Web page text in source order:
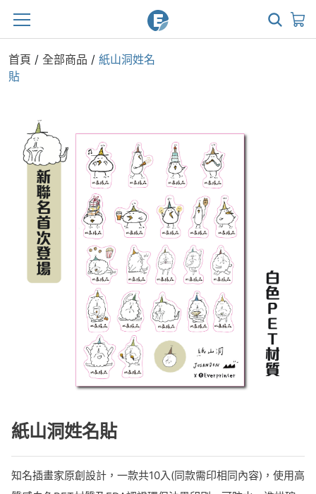
首頁 / 全部商品 / 紙山洞姓名
貼
紙山洞姓名貼
知名插畫家原創設計，一款共10入(同款需印相同內容)，使用高